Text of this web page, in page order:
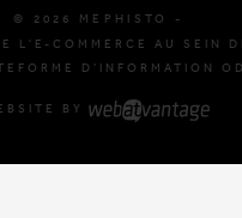
© 2026 MEPHISTO -
L'E-COMMERCE AU SEIN
D'INFORMATION
BY